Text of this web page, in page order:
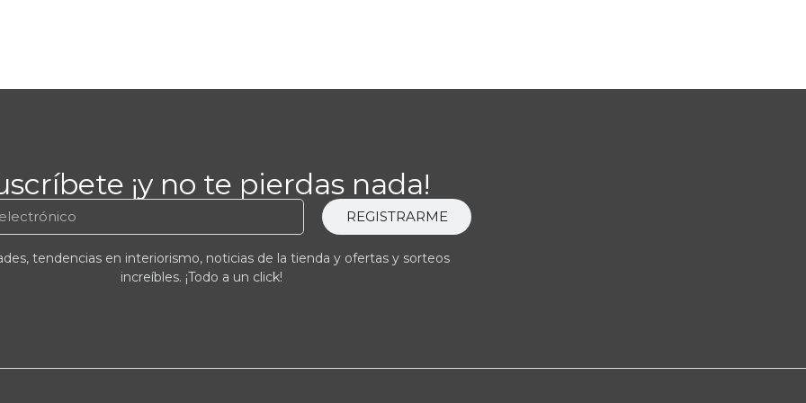
¡y no te pierdas nada!
REGISTRARME
tendencias en interiorismo, noticias de la tienda y ofertas y sorteos
increíbles. ¡Todo a un click!